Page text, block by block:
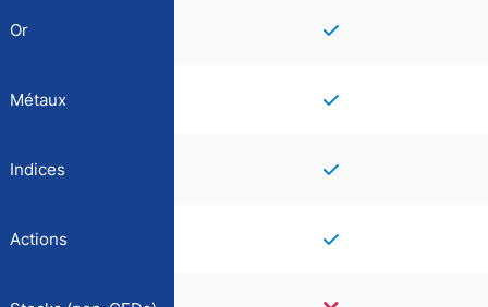
Or
Métaux
Indices
Actions